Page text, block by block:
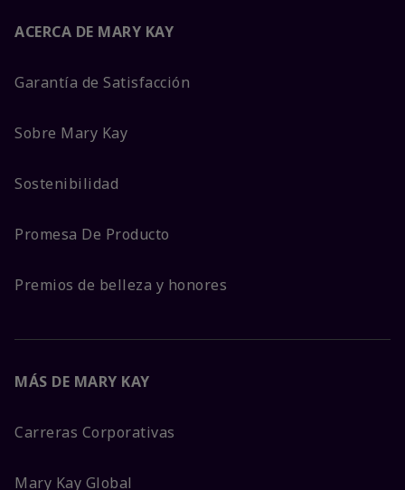
ACERCA DE MARY KAY
Garantía de Satisfacción
Sobre Mary Kay
Sostenibilidad
Promesa De Producto
Premios de belleza y honores
MÁS DE MARY KAY
Carreras Corporativas
Mary Kay Global